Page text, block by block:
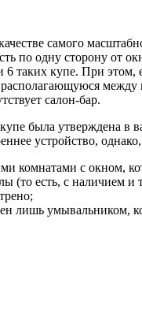
самого
по одну сторону от
таких купе. При
салон-бар.
была утверждена в
устройство,
с окном,
есть, с наличием
лишь